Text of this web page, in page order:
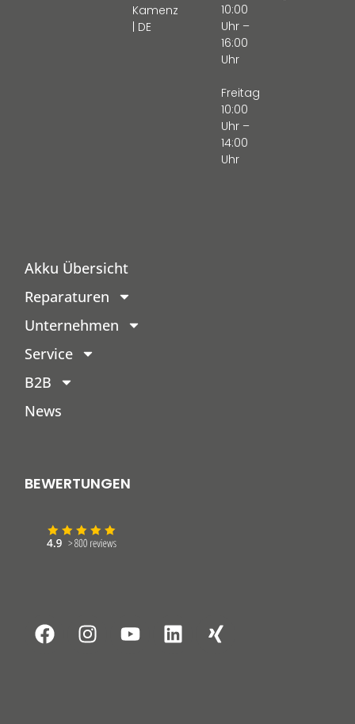
Kamenz
| DE
10:00
Uhr –
16:00
Uhr
Freitag
10:00
Uhr –
14:00
Uhr
Akku Übersicht
Reparaturen
Unternehmen
Service
B2B
News
BEWERTUNGEN